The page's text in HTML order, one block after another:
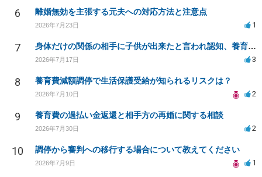
6 離婚無効を主張する元夫への対応方法と注意点
2026年7月23日 1
7 身体だけの関係の相手に子供が出来たと言われ認知、養育費を要求されているが自身の子供か分からない
2026年7月17日 3
8 養育費減額調停で生活保護受給が知られるリスクは？
2026年7月10日 2
9 養育費の過払い金返還と相手方の再婚に関する相談
2026年7月30日 2
10 調停から審判への移行する場合について教えてください
2026年7月9日 1